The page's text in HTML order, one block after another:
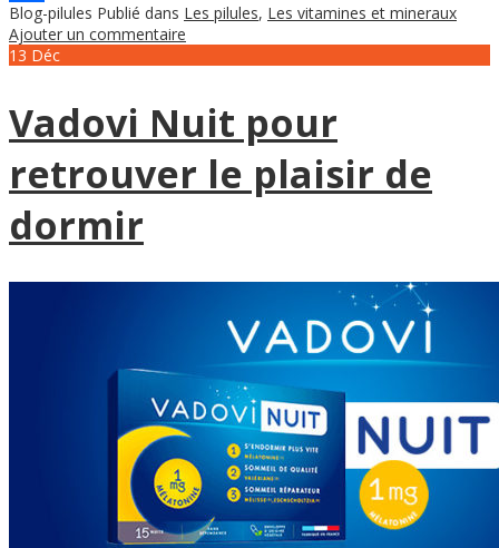
Partager
Blog-pilules Publié dans Les pilules, Les vitamines et mineraux
Ajouter un commentaire
13 Déc
Vadovi Nuit pour
retrouver le plaisir de
dormir